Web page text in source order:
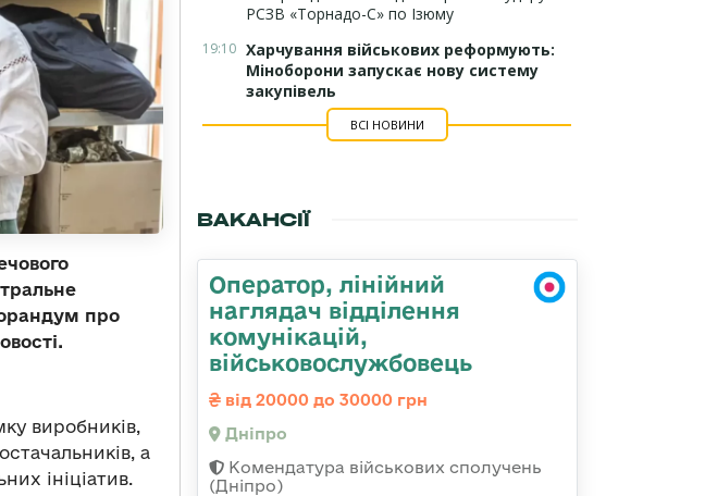
про
виробників,
а
ініціатив.
РСЗВ «Торнадо-С» по Ізюму
19:10 Харчування військових реформують:
Міноборони запускає нову систему
закупівель
ВСІ НОВИНИ
ВАКАНСІЇ
Оператор, лінійний
наглядач відділення
комунікацій,
військовослужбовець
від 20000 до 30000 грн
Дніпро
Комендатура військових сполучень
(Дніпро)